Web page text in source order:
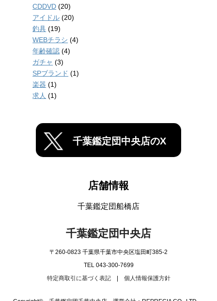
CDDVD (20)
アイドル (20)
釣具 (19)
WEBチラシ (4)
年齢確認 (4)
ガチャ (3)
SPブランド (1)
楽器 (1)
求人 (1)
千葉鑑定団中央店のX
店舗情報
千葉鑑定団船橋店
千葉鑑定団中央店
〒260-0823 千葉県千葉市中央区塩田町385-2
TEL 043-300-7699
特定商取引に基づく表記| 個人情報保護方針